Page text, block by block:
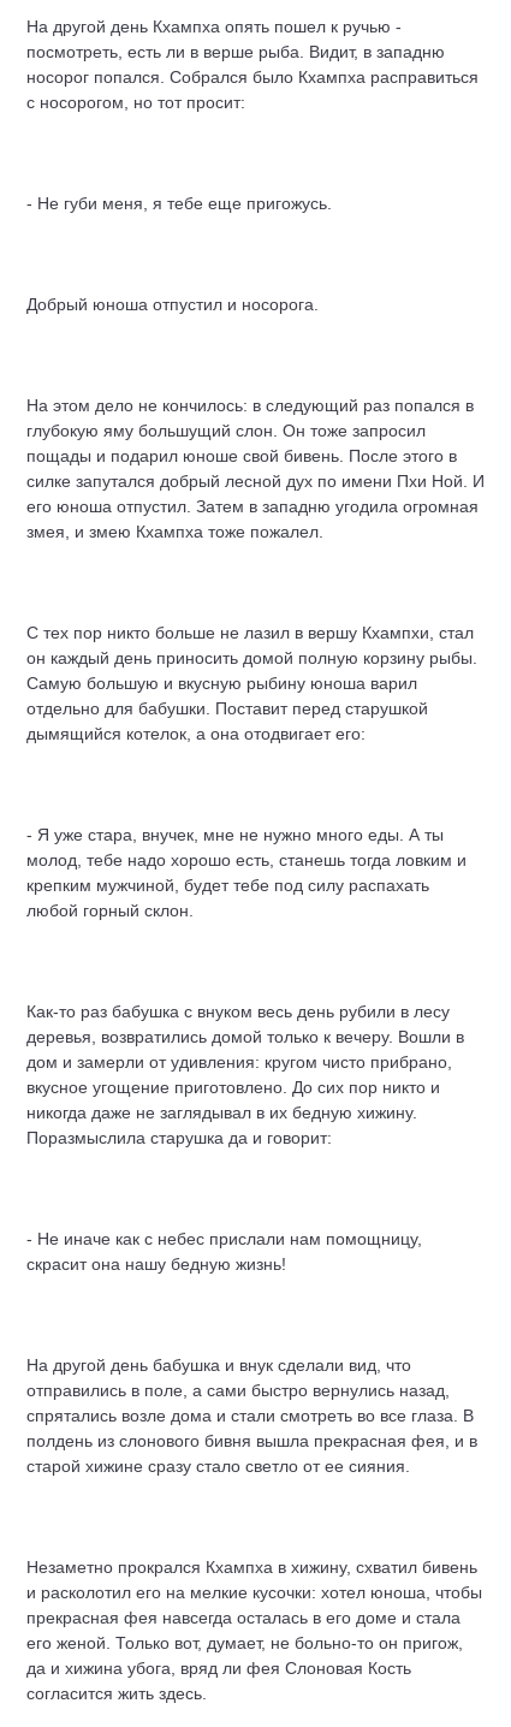
На другой день Кхампха опять пошел к ручью -
посмотреть, есть ли в верше рыба. Видит, в западню
носорог попался. Собрался было Кхампха расправиться
с носорогом, но тот просит:
- Не губи меня, я тебе еще пригожусь.
Добрый юноша отпустил и носорога.
На этом дело не кончилось: в следующий раз попался в
глубокую яму большущий слон. Он тоже запросил
пощады и подарил юноше свой бивень. После этого в
силке запутался добрый лесной дух по имени Пхи Ной. И
его юноша отпустил. Затем в западню угодила огромная
змея, и змею Кхампха тоже пожалел.
С тех пор никто больше не лазил в вершу Кхампхи, стал
он каждый день приносить домой полную корзину рыбы.
Самую большую и вкусную рыбину юноша варил
отдельно для бабушки. Поставит перед старушкой
дымящийся котелок, а она отодвигает его:
- Я уже стара, внучек, мне не нужно много еды. А ты
молод, тебе надо хорошо есть, станешь тогда ловким и
крепким мужчиной, будет тебе под силу распахать
любой горный склон.
Как-то раз бабушка с внуком весь день рубили в лесу
деревья, возвратились домой только к вечеру. Вошли в
дом и замерли от удивления: кругом чисто прибрано,
вкусное угощение приготовлено. До сих пор никто и
никогда даже не заглядывал в их бедную хижину.
Поразмыслила старушка да и говорит:
- Не иначе как с небес прислали нам помощницу,
скрасит она нашу бедную жизнь!
На другой день бабушка и внук сделали вид, что
отправились в поле, а сами быстро вернулись назад,
спрятались возле дома и стали смотреть во все глаза. В
полдень из слонового бивня вышла прекрасная фея, и в
старой хижине сразу стало светло от ее сияния.
Незаметно прокрался Кхампха в хижину, схватил бивень
и расколотил его на мелкие кусочки: хотел юноша, чтобы
прекрасная фея навсегда осталась в его доме и стала
его женой. Только вот, думает, не больно-то он пригож,
да и хижина убога, вряд ли фея Слоновая Кость
согласится жить здесь.